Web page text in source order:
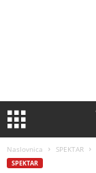
Naslovnica SPEKTAR
SPEKTAR